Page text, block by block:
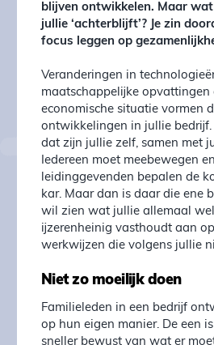
blijven ontwikkelen. Maar wat
jullie ‘achterblijft’? Je zin
focus leggen op
Veranderingen in
maatschappelijke opvattingen
economische situatie vormen
ontwikkelingen in jullie bedrijf.
dat zijn jullie zelf, samen met
Iedereen moet meebewegen
leidinggevenden bepalen de
kar. Maar dan is daar die ene
wil zien wat jullie allemaal
ijzerenheinig vasthoudt aan
werkwijzen die volgens jullie
Niet zo moeilijk doen
Familieleden in een bedrijf
op hun eigen manier. De een
sneller bewust van wat er